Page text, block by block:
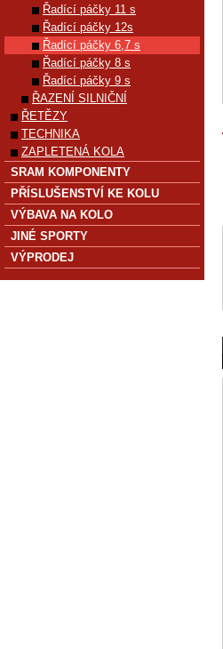
Řadící páčky 11 s
Řadící páčky 12s
Řadící páčky 6,7 s
Řadící páčky 8 s
Řadící páčky 9 s
ŘAZENÍ SILNIČNÍ
ŘETĚZY
TECHNIKA
ZAPLETENÁ KOLA
SRAM KOMPONENTY
PŘÍSLUŠENSTVÍ KE KOLU
VÝBAVA NA KOLO
JINÉ SPORTY
VÝPRODEJ